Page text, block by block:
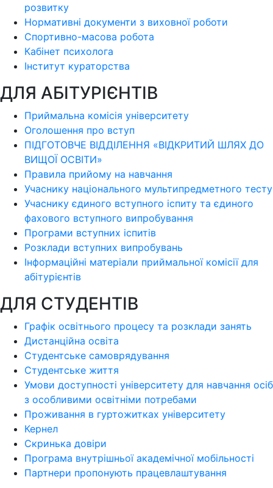
розвитку
Нормативні документи з виховної роботи
Спортивно-масова робота
Кабінет психолога
Інститут кураторства
ДЛЯ АБІТУРІЄНТІВ
Приймальна комісія університету
Оголошення про вступ
ПІДГОТОВЧЕ ВІДДІЛЕННЯ «ВІДКРИТИЙ ШЛЯХ ДО
ВИЩОЇ ОСВІТИ»
Правила прийому на навчання
Учаснику національного мультипредметного тесту
Учаснику єдиного вступного іспиту та єдиного
фахового вступного випробування
Програми вступних іспитів
Розклади вступних випробувань
Інформаційні матеріали приймальної комісії для
абітурієнтів
ДЛЯ СТУДЕНТІВ
Графік освітнього процесу та розклади занять
Дистанційна освіта
Студентське самоврядування
Студентське життя
Умови доступності університету для навчання осіб
з особливими освітніми потребами
Проживання в гуртожитках університету
Кернел
Скринька довіри
Програма внутрішньої академічної мобільності
Партнери пропонують працевлаштування